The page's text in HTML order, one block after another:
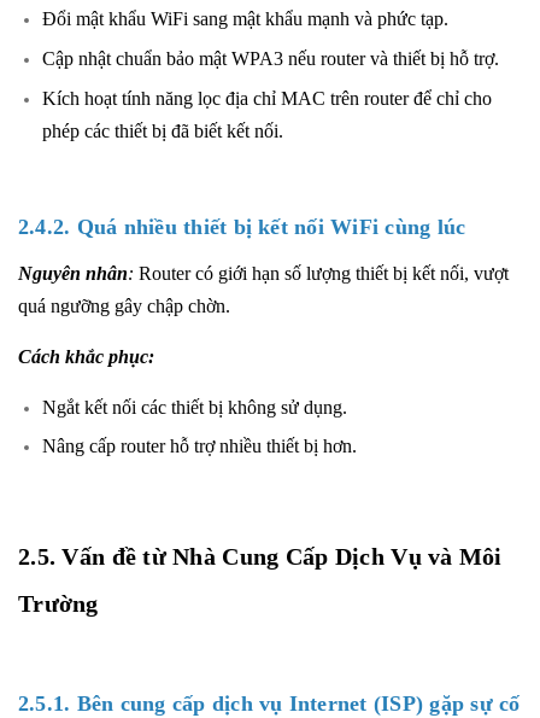
Đổi mật khẩu WiFi sang mật khẩu mạnh và phức tạp.
Cập nhật chuẩn bảo mật WPA3 nếu router và thiết bị hỗ trợ.
Kích hoạt tính năng lọc địa chỉ MAC trên router để chỉ cho
phép các thiết bị đã biết kết nối.
2.4.2. Quá nhiều thiết bị kết nối WiFi cùng lúc
Nguyên nhân: Router có giới hạn số lượng thiết bị kết nối, vượt
quá ngưỡng gây chập chờn.
Cách khắc phục:
Ngắt kết nối các thiết bị không sử dụng.
Nâng cấp router hỗ trợ nhiều thiết bị hơn.
2.5. Vấn đề từ Nhà Cung Cấp Dịch Vụ và Môi
Trường
2.5.1. Bên cung cấp dịch vụ Internet (ISP) gặp sự cố